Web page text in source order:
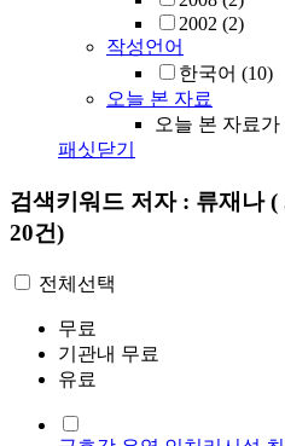
2002 (2)
작성언어
한국어 (10)
오늘 본 자료
오늘 본 자료
패싯닫기
검색키워드 저자 : 류재나 (
20건)
전체선택
무료
기관내 무료
유료